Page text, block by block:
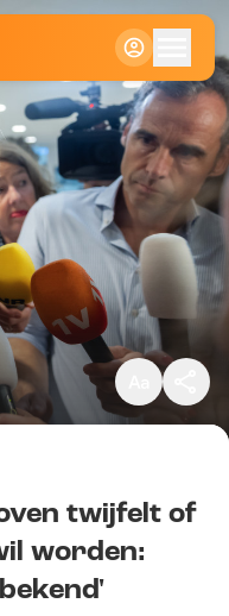
Klein
Standaard
Groot
twijfelt of
worden: